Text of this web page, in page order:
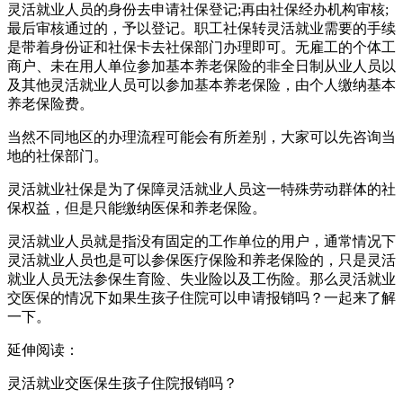
灵活就业人员的身份去申请社保登记;再由社保经办机构审核;
最后审核通过的，予以登记。职工社保转灵活就业需要的手续
是带着身份证和社保卡去社保部门办理即可。无雇工的个体工
商户、未在用人单位参加基本养老保险的非全日制从业人员以
及其他灵活就业人员可以参加基本养老保险，由个人缴纳基本
养老保险费。
当然不同地区的办理流程可能会有所差别，大家可以先咨询当
地的社保部门。
灵活就业社保是为了保障灵活就业人员这一特殊劳动群体的社
保权益，但是只能缴纳医保和养老保险。
灵活就业人员就是指没有固定的工作单位的用户，通常情况下
灵活就业人员也是可以参保医疗保险和养老保险的，只是灵活
就业人员无法参保生育险、失业险以及工伤险。那么灵活就业
交医保的情况下如果生孩子住院可以申请报销吗？一起来了解
一下。
延伸阅读：
灵活就业交医保生孩子住院报销吗？